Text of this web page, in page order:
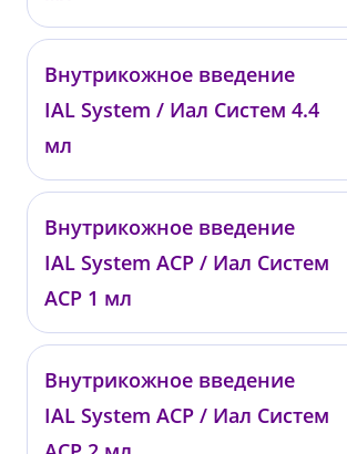
0822
от 33 000 ₽
Внутрикожное введение
IAL System / Иал Систем 4.4
мл
0823
от 44 000 ₽
Внутрикожное введение
IAL System ACP / Иал Систем
АСР 1 мл
00732
от 17 000 ₽
Внутрикожное введение
IAL System ACP / Иал Систем